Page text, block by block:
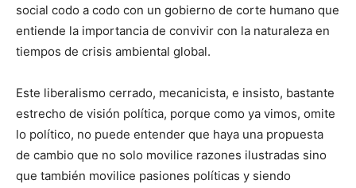
social codo a codo con un gobierno de corte humano que
entiende la importancia de convivir con la naturaleza en
tiempos de crisis ambiental global.
Este liberalismo cerrado, mecanicista, e insisto, bastante
estrecho de visión política, porque como ya vimos, omite
lo político, no puede entender que haya una propuesta
de cambio que no solo movilice razones ilustradas sino
que también movilice pasiones políticas y siendo